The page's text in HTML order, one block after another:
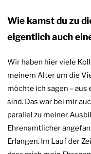
Wie kamst du zu
eigentlich auch
Wir haben hier viele
meinem Alter um die
möchte ich sagen –
sind. Das war bei mir
parallel zu meiner
Ehrenamtlicher
Erlangen. Im Lauf der